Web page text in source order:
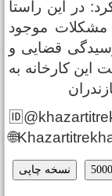
در این راستا
موجود
قضایی و
کارخانه به
نسخه چاپی